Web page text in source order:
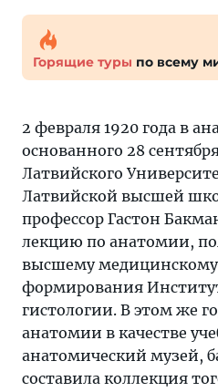
Горящие туры по всему
2 февраля 1920 года в
основанного 28
Латвийского
Латвийской высшей
профессор Гастон
лекцию по анатомии,
высшему
формирования
гистологии. В этом же
анатомии в качестве
анатомический музей,
составила коллекция